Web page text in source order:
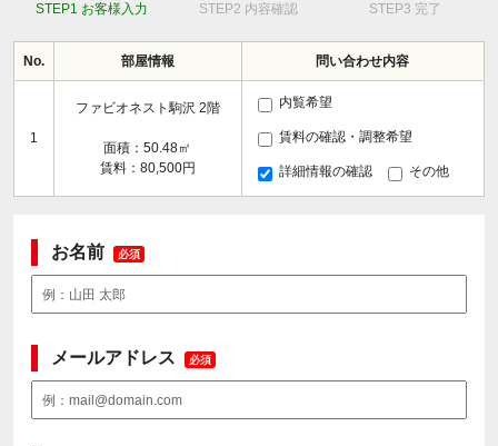
STEP1 お客様入力 STEP2 内容確認 STEP3 完了
No. 部屋情報 問い合わせ内容
1
ファビオネスト駒沢 2階
面積：50.48㎡
賃料：80,500円
内覧希望
賃料の確認・調整希望
詳細情報の確認 その他
お名前 必須
メールアドレス 必須